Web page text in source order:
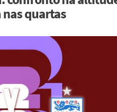
nas quartas